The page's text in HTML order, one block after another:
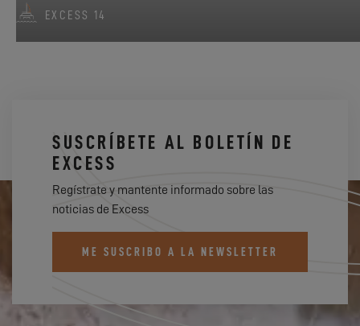
EXCESS 14
SUSCRÍBETE AL BOLETÍN DE
EXCESS
Regístrate y mantente informado sobre las
noticias de Excess
ME SUSCRIBO A LA NEWSLETTER